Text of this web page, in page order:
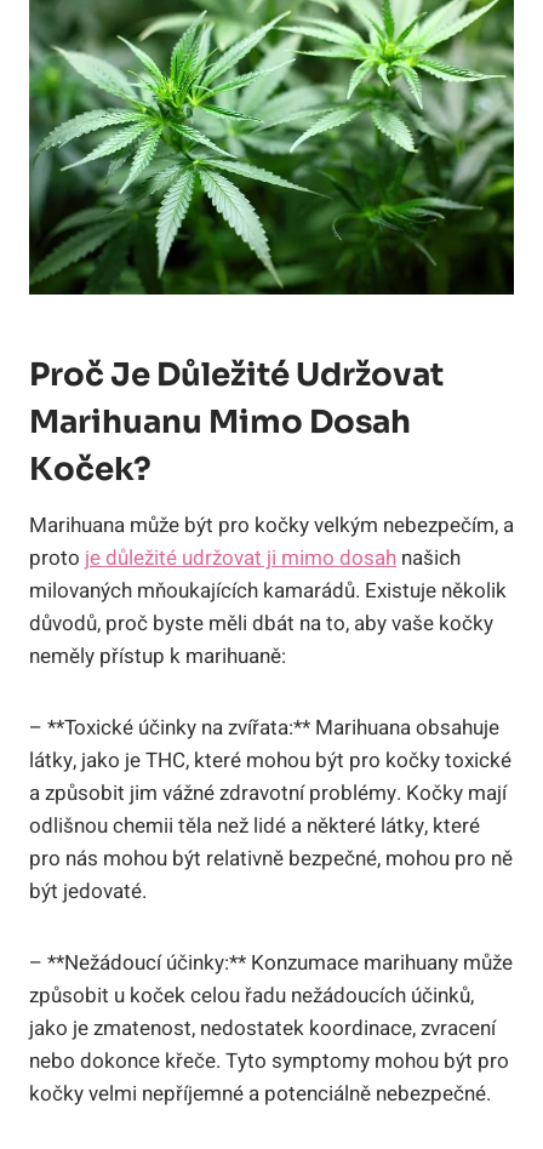
Proč Je Důležité Udržovat
Marihuanu Mimo Dosah
Koček?
Marihuana může být pro kočky velkým nebezpečím, a
proto je důležité udržovat ji mimo dosah našich
milovaných mňoukajících kamarádů. Existuje několik
důvodů, proč byste měli dbát na to, aby vaše kočky
neměly přístup k marihuaně:
– **Toxické účinky na zvířata:** Marihuana obsahuje
látky, jako je THC, které mohou být pro kočky toxické
a způsobit jim vážné zdravotní problémy. Kočky mají
odlišnou chemii těla než lidé a některé látky, které
pro nás mohou být relativně bezpečné, mohou pro ně
být jedovaté.
– **Nežádoucí účinky:** Konzumace marihuany může
způsobit u koček celou řadu nežádoucích účinků,
jako je zmatenost, nedostatek koordinace, zvracení
nebo dokonce křeče. Tyto symptomy mohou být pro
kočky velmi nepříjemné a potenciálně nebezpečné.